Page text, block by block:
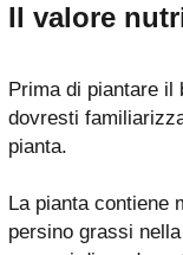
Il valore
Prima di piantare il
dovresti
pianta.
La pianta contiene
persino grassi